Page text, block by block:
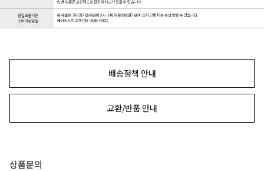
배송정책 안내
교환/반품 안내
상품문의